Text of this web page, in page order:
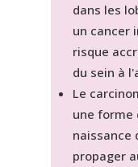
dans les
un cancer
risque
du sein à
Le
une forme
naissance
propager